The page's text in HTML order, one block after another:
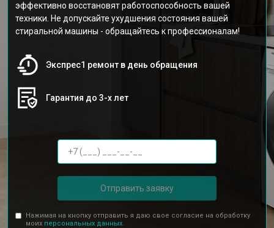
эффективно восстановят работоспособность вашей
техники. Не допускайте ухудшения состояния вашей
стиральной машины - обращайтесь к профессионалам!
Экспрес1 ремонт в день обращения
Гарантия до 3-х лет
Отправить заявку
Нажимая на кнопку отправить я даю свое согласие на обработку
моих персональных данных.